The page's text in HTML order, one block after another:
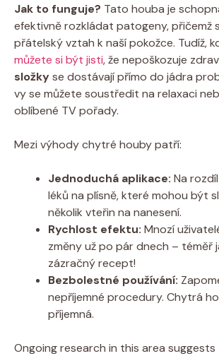
Jak to funguje? Tato houba je
efektivně rozkládat patogeny, přičemž
přátelský vztah k naší pokožce. Tudíž,
můžete si být jisti, že nepoškozuje
složkyse dostávají přímo do jádra
vy se můžete soustředit na relaxaci
oblíbené TV pořady.
Mezi výhody chytré houby patří:
Jednoduchá aplikace: Na
léků na plísně, které mohou být
několik vteřin na nanesení.
Rychlost efektu: Mnozí
změny už po pár dnech – téměř
zázračný recept!
Bezbolestné používání:
nepříjemné procedury. Chytrá
příjemná.
Ongoing research in this area